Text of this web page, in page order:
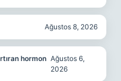
Ağustos 8, 2026
hormon Ağustos 6,
2026